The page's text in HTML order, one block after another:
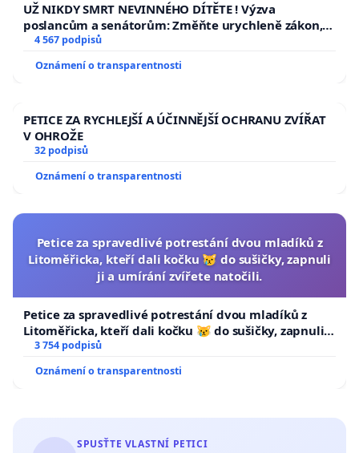
UŽ NIKDY SMRT NEVINNÉHO DÍTĚTE ! Výzva
poslancům a senátorům: Změňte urychleně zákon,
aby se tragédie malé Viktorky už nemohla opakovat!
4 567 podpisů
Oznámení o transparentnosti
PETICE ZA RYCHLEJŠÍ A ÚČINNĚJŠÍ OCHRANU ZVÍŘAT
V OHROŽE
32 podpisů
Oznámení o transparentnosti
Petice za spravedlivé potrestání dvou mladíků z
Litoměřicka, kteří dali kočku 😿 do sušičky, zapnuli
ji a umírání zvířete natočili.
Petice za spravedlivé potrestání dvou mladíků z
Litoměřicka, kteří dali kočku 😿 do sušičky, zapnuli ji
a umírání zvířete natočili.
3 754 podpisů
Oznámení o transparentnosti
SPUSŤTE VLASTNÍ PETICI